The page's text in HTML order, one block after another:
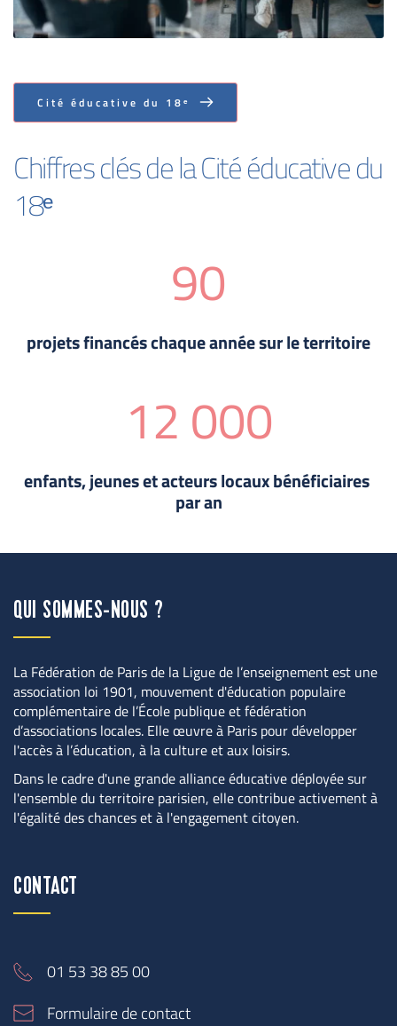
Cité éducative du 18ᵉ
Chiffres clés de la Cité éducative du
18ᵉ
90
projets financés chaque année sur le territoire
12 000
enfants, jeunes et acteurs locaux bénéficiaires
par an
QUI SOMMES-NOUS ?
La Fédération de Paris de la Ligue de l’enseignement est une
association loi 1901, mouvement d'éducation populaire
complémentaire de l’École publique et fédération
d’associations locales. Elle œuvre à Paris pour développer
l'accès à l’éducation, à la culture et aux loisirs.
Dans le cadre d'une grande alliance éducative déployée sur
l'ensemble du territoire parisien, elle contribue activement à
l'égalité des chances et à l'engagement citoyen.
CONTACT
01 53 38 85 00
Formulaire de contact